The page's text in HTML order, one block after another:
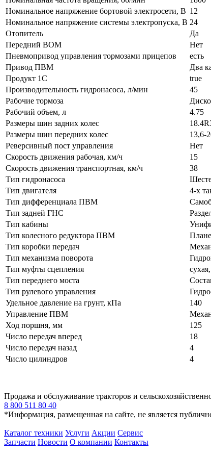
Номинальное напряжение бортовой электросети, В 12
Номинальное напряжение системы электропуска, В 24
Отопитель
Да
Передний ВОМ
Нет
Пневмопривод управления тормозами прицепов
есть
Привод ПВМ
Два
Продукт 1С
true
Производительность гидронасоса, л/мин
45
Рабочие тормоза
Рабочий объем, л
4.75
Размеры шин задних колес
Размеры шин передних колес
13,6-
Реверсивный пост управления
Нет
Скорость движения рабочая, км/ч
15
Скорость движения транспортная, км/ч
38
Тип гидронасоса
Тип двигателя
4-х
Тип дифференциала ПВМ
Тип задней ГНС
Тип кабины
Тип колесного редуктора ПВМ
Тип коробки передач
Тип механизма поворота
Тип муфты сцепления
Тип переднего моста
Тип рулевого управления
Удельное давление на грунт, кПа
140
Управление ПВМ
Ход поршня, мм
125
Число передач вперед
18
Число передач назад
4
Число цилиндров
4
Продажа и обслуживание тракторов и
8 800 511 80 40
*Информация, размещенная на сайте, не является
Каталог техники Услуги Акции Сервис
Запчасти Новости О компании Контакты